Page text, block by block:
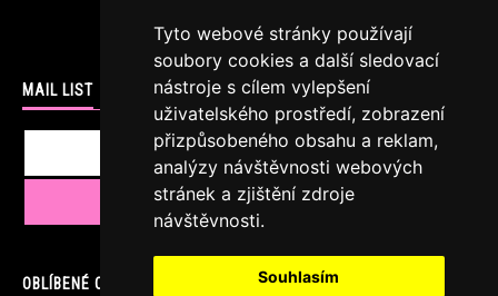
Tyto webové stránky používají
soubory cookies a další sledovací
nástroje s cílem vylepšení
uživatelského prostředí, zobrazení
přizpůsobeného obsahu a reklam,
analýzy návštěvnosti webových
stránek a zjištění zdroje
návštěvnosti.
Souhlasím
MAIL LIST
OBLÍBENÉ ODKAZY